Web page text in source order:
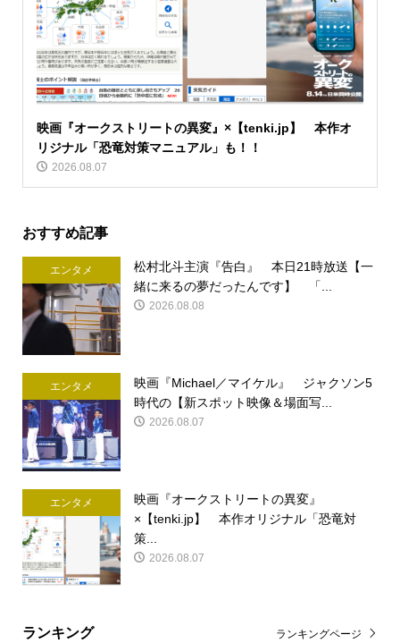
映画『オークストリートの異変』×【tenki.jp】 本作オ
リジナル「恐竜対策マニュアル」も！！
2026.08.07
おすすめ記事
エンタメ
松村北斗主演『告白』 本日21時放送【一
緒に来るの夢だったんです】 「...
2026.08.08
エンタメ
映画『Michael／マイケル』 ジャクソン5
時代の【新スポット映像＆場面写...
2026.08.07
エンタメ
映画『オークストリートの異変』
×【tenki.jp】 本作オリジナル「恐竜対
策...
2026.08.07
ランキング ランキングページ